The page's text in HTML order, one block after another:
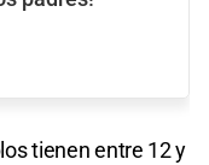
tienen entre 12 y